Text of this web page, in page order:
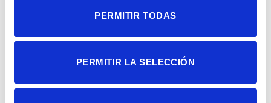
PERMITIR TODAS
PERMITIR LA SELECCIÓN